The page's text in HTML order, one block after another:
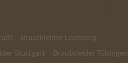
Brautkleider Leonberg
Stuttgart Brautkleider Tübingen